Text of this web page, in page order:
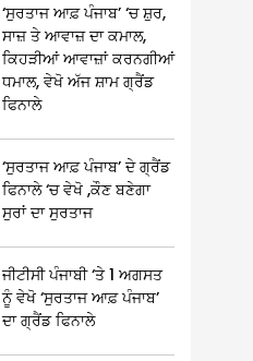
‘ਸੁਰਤਾਜ ਆਫ਼ ਪੰਜਾਬ’ ‘ਚ ਸ਼ੁਰ,
ਸਾਜ਼ ਤੇ ਆਵਾਜ਼ ਦਾ ਕਮਾਲ,
ਕਿਹੜੀਆਂ ਆਵਾਜ਼ਾਂ ਕਰਨਗੀਆਂ
ਧਮਾਲ, ਵੇਖੋ ਅੱਜ ਸ਼ਾਮ ਗ੍ਰੈਂਡ
ਫਿਨਾਲੇ
‘ਸੁਰਤਾਜ ਆਫ਼ ਪੰਜਾਬ’ ਦੇ ਗ੍ਰੈਂਡ
ਫਿਨਾਲੇ ‘ਚ ਵੇਖੋ ,ਕੌਣ ਬਣੇਗਾ
ਸੁਰਾਂ ਦਾ ਸੁਰਤਾਜ
ਜੀਟੀਸੀ ਪੰਜਾਬੀ ‘ਤੇ 1 ਅਗਸਤ
ਨੂੰ ਵੇਖੋ ‘ਸੁਰਤਾਜ ਆਫ਼ ਪੰਜਾਬ’
ਦਾ ਗ੍ਰੈਂਡ ਫਿਨਾਲੇ